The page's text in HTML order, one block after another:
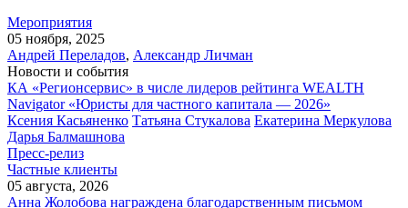
Мероприятия
05 ноября, 2025
Андрей Переладов, Александр Личман
Новости и события
КА «Регионсервис» в числе лидеров рейтинга WEALTH
Navigator «Юристы для частного капитала — 2026»
Ксения Касьяненко Татьяна Стукалова Екатерина Меркулова
Дарья Балмашнова
Пресс-релиз
Частные клиенты
05 августа, 2026
Анна Жолобова награждена благодарственным письмом